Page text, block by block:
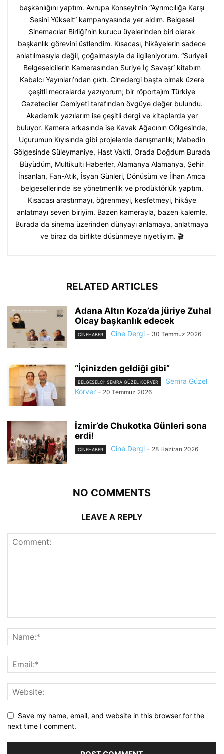
başkanlığını yaptım. Avrupa Konseyi’nin “Ayrımcılığa Karşı
Sesini Yükselt” kampanyasında yer aldım. Belgesel
Sinemacılar Birliği’nin kurucu üyelerinden biri olarak
başkanlık görevini üstlendim. Kısacası, hikâyelerin sadece
anlatılmasıyla değil, çoğalmasıyla da ilgileniyorum. “Suriyeli
Belgeselcilerin Kamerasından Suriye İç Savaşı” kitabım
Kabalcı Yayınları’ndan çıktı. Cinedergi başta olmak üzere
çeşitli mecralarda yazıyorum; bir röportajım Türkiye
Gazeteciler Cemiyeti tarafından övgüye değer bulundu.
Akademik yazılarım ise çeşitli dergi ve kitaplarda yer
buluyor. Kamera arkasında ise Kavak Ağacının Gölgesinde,
Uçurumun Kıyısında gibi projelerde danışmanlık; Mabedin
Gölgesinde Süleymaniye, Hast Vakti, Orada Doğdum Burada
Büyüdüm, Multikulti Haberler, Alamanya Alamanya, Şehir
İnsanları, Fan-Atik, İsyan Günleri, Dönüşüm ve İlhan Amca
belgesellerinde ise yönetmenlik ve prodüktörlük yaptım.
Kısacası araştırmayı, öğrenmeyi, keşfetmeyi, hikâye
anlatmayı seven biriyim. Bazen kamerayla, bazen kalemle.
Burada da sinema üzerinden dünyayı anlamaya, anlatmaya
ve biraz da birlikte düşünmeye niyetliyim. 🎬
RELATED ARTICLES
Adana Altın Koza’da jüriye Zuhal
Olcay başkanlık edecek
CINEHABER Cine Dergi - 30 Temmuz 2026
“İçinizden geldiği gibi”
BELGESELCI: SEMRA GÜZEL KORVER
Semra Güzel
Korver - 20 Temmuz 2026
İzmir’de Chukotka Günleri sona
erdi!
CINEHABER Cine Dergi - 28 Haziran 2026
NO COMMENTS
LEAVE A REPLY
Save my name, email, and website in this browser for the
next time I comment.